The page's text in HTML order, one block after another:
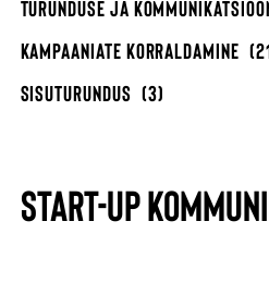
TURUNDUSE JA
KAMPAANIATE KORRALDAMINE
SISUTURUNDUS (3)
START-UP